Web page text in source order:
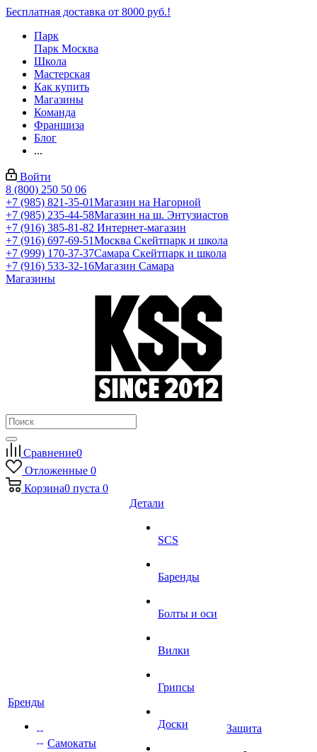
Бесплатная доставка от 8000 руб.!
Парк
Парк Москва
Школа
Мастерская
Как купить
Магазины
Команда
Франшиза
Блог
...
Войти
8 (800) 250 50 06
+7 (985) 821-35-01Магазин на Нагорной
+7 (985) 235-44-58Магазин на ш. Энтузиастов
+7 (916) 385-81-82 Интернет-магазин
+7 (916) 697-69-51Москва Скейтпарк и школа
+7 (999) 170-37-37Самара Скейтпарк и школа
+7 (916) 533-32-16Магазин Самара
Магазины
Сравнение0
Отложенные 0
Корзина0 пуста 0
Бренды
Самокаты
Детали
SCS
Баренды
Болты и оси
Вилки
Грипсы
Доски Защита